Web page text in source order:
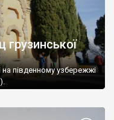
південному узбережжі